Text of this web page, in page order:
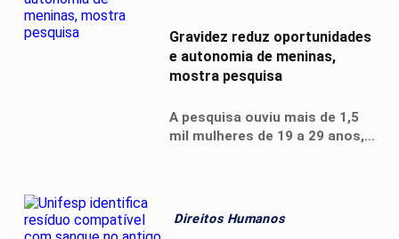
Gravidez reduz oportunidades
e autonomia de meninas,
mostra pesquisa
A pesquisa ouviu mais de 1,5
mil mulheres de 19 a 29 anos,
ou adolescência e as que não
passaram por essa
Direitos Humanos